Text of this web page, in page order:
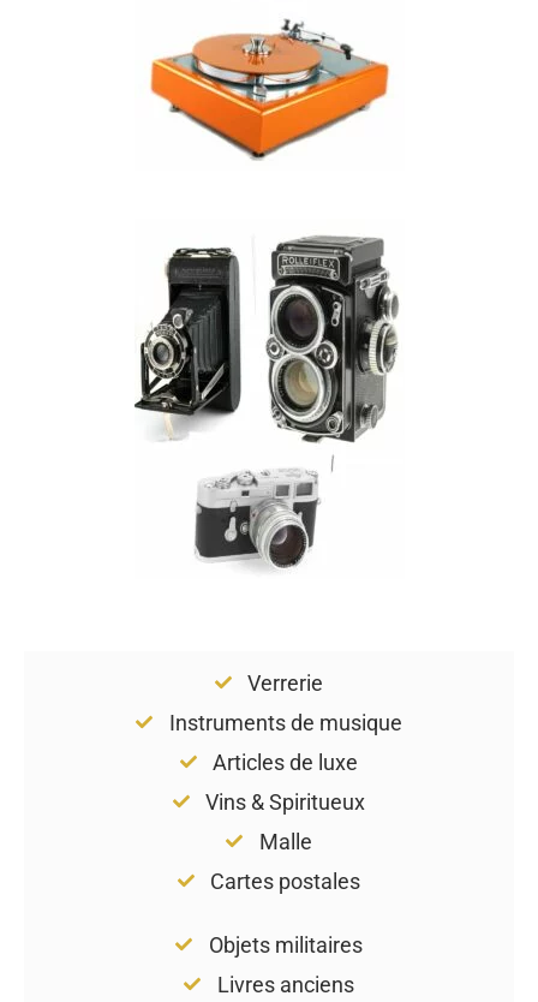
Verrerie
Instruments de musique
Articles de luxe
Vins & Spiritueux
Malle
Cartes postales
Objets militaires
Livres anciens